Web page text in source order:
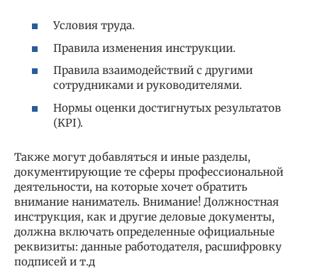
Условия труда.
Правила изменения инструкции.
Правила взаимодействий с другими
сотрудниками и руководителями.
Нормы оценки достигнутых результатов
(KPI).
Также могут добавляться и иные разделы,
документирующие те сферы профессиональной
деятельности, на которые хочет обратить
внимание наниматель. Внимание! Должностная
инструкция, как и другие деловые документы,
должна включать определенные официальные
реквизиты: данные работодателя, расшифровку
подписей и т.д